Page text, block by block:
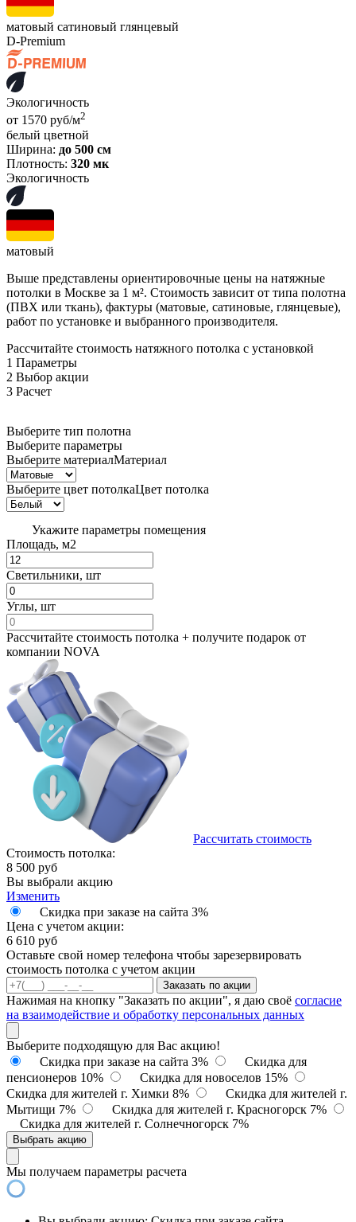
матовый сатиновый глянцевый
D-Premium
Экологичность
от 1570 руб/м2
белый цветной
Ширина: до 500 см
Плотность: 320 мк
Экологичность
матовый
Выше представлены ориентировочные цены на натяжные
потолки в Москве за 1 м². Стоимость зависит от типа полотна
(ПВХ или ткань), фактуры (матовые, сатиновые, глянцевые),
работ по установке и выбранного производителя.
Рассчитайте стоимость натяжного потолка с установкой
1 Параметры
2 Выбор акции
3 Расчет
Выберите тип полотна
Выберите параметры
Выберите материалМатериал
Выберите цвет потолкаЦвет потолка
Укажите параметры помещения
Площадь, м2
Светильники, шт
Углы, шт
Рассчитайте стоимость потолка + получите подарок от
компании NOVA
Рассчитать стоимость
Стоимость потолка:
8 500 руб
Вы выбрали акцию
Изменить
Скидка при заказе на сайта 3%
Цена с учетом акции:
6 610 руб
Оставьте свой номер телефона чтобы зарезервировать
стоимость потолка с учетом акции
Заказать по акции
Нажимая на кнопку "Заказать по акции", я даю своё согласие
на взаимодействие и обработку персональных данных
Выберите подходящую для Вас акцию!
Скидка при заказе на сайта 3%
Скидка для
пенсионеров 10%
Скидка для новоселов 15%
Скидка для жителей г. Химки 8%
Скидка для жителей г.
Мытищи 7%
Скидка для жителей г. Красногорск 7%
Скидка для жителей г. Солнечногорск 7%
Выбрать акцию
Мы получаем параметры расчета